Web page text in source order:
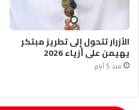
الأزرار تتحول إلى تطريز مبتكر
يهيمن على أزياء 2026
منذ 5 أيام